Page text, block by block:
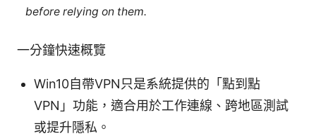
before relying on them.
一分鐘快速概覽
Win10自帶VPN只是系統提供的「點到點
VPN」功能，適合用於工作連線、跨地區測試
或提升隱私。